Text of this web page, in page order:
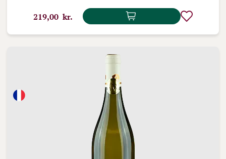
219,00 kr.